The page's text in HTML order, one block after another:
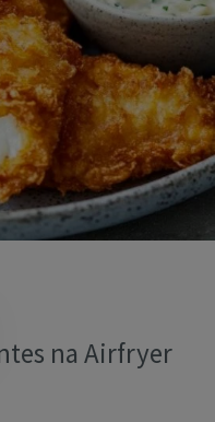
na Airfryer